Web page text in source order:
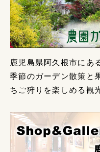
鹿児島県阿久根市にあ
季節のガーデン散策と
ちご狩りを楽しめる観